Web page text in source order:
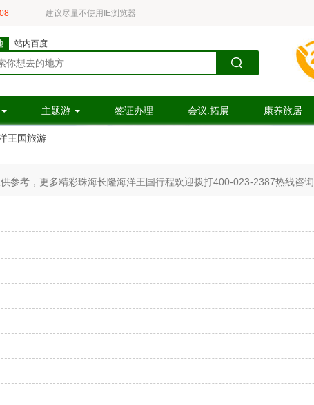
建议尽量不使用IE浏览器
站内百度
主题游 签证办理 会议.拓展 康养旅居
王国旅游
参考，更多精彩珠海长隆海洋王国行程欢迎拨打400-023-2387热线咨询